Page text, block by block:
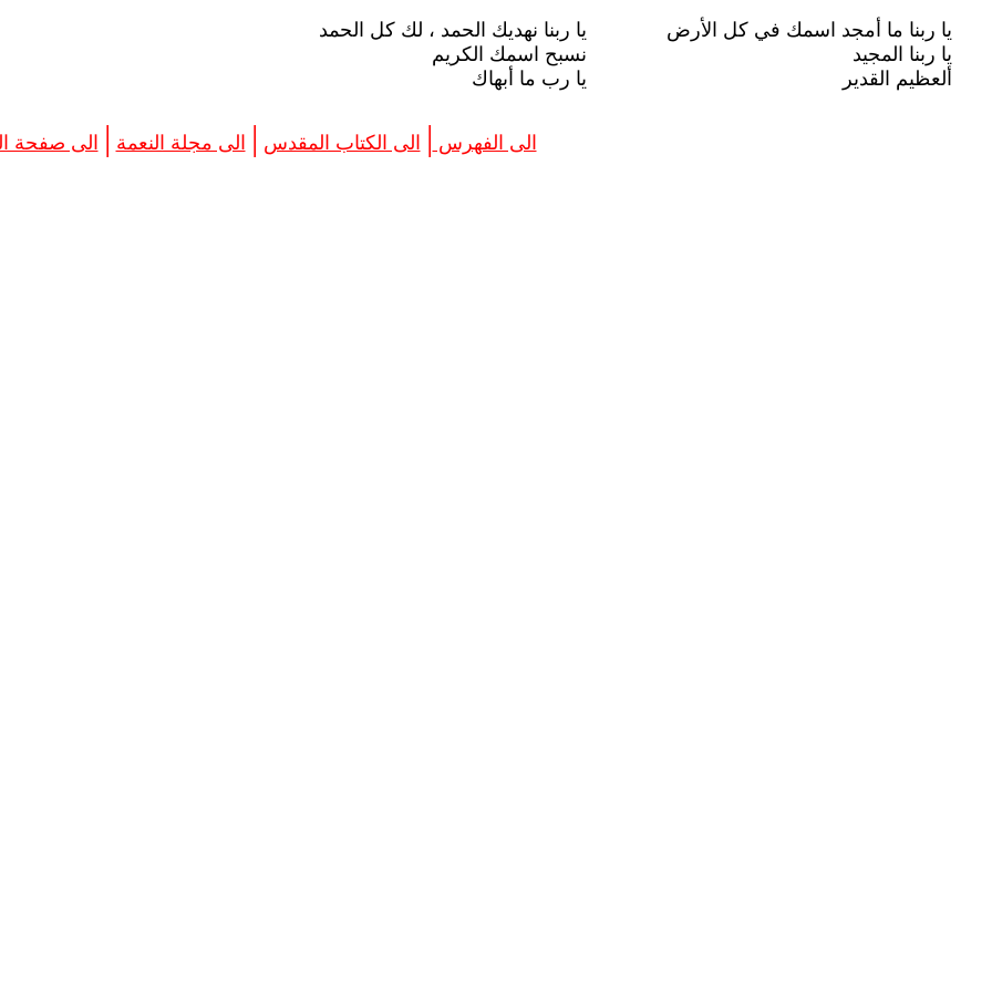
يا ربنا ما أمجد اسمك في كل الأرض
يا ربنا المجيد
ألعظيم القدير
يا ربنا نهديك الحمد ، لك كل الحمد
نسبح اسمك الكريم
يا رب ما أبهاك
الى الفهرس | الى الكتاب المقدس | الى مجلة النعمة | الى صفحة